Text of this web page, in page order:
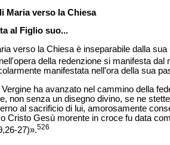
Maria verso la Chiesa
al Figlio suo...
verso la Chiesa è inseparabile dalla
della redenzione si manifesta
manifestata nell'ora della sua
ha avanzato nel cammino della
non senza un disegno divino, se ne
al sacrificio di lui, amorosamente
Cristo Gesù morente in croce fu data
27)».526